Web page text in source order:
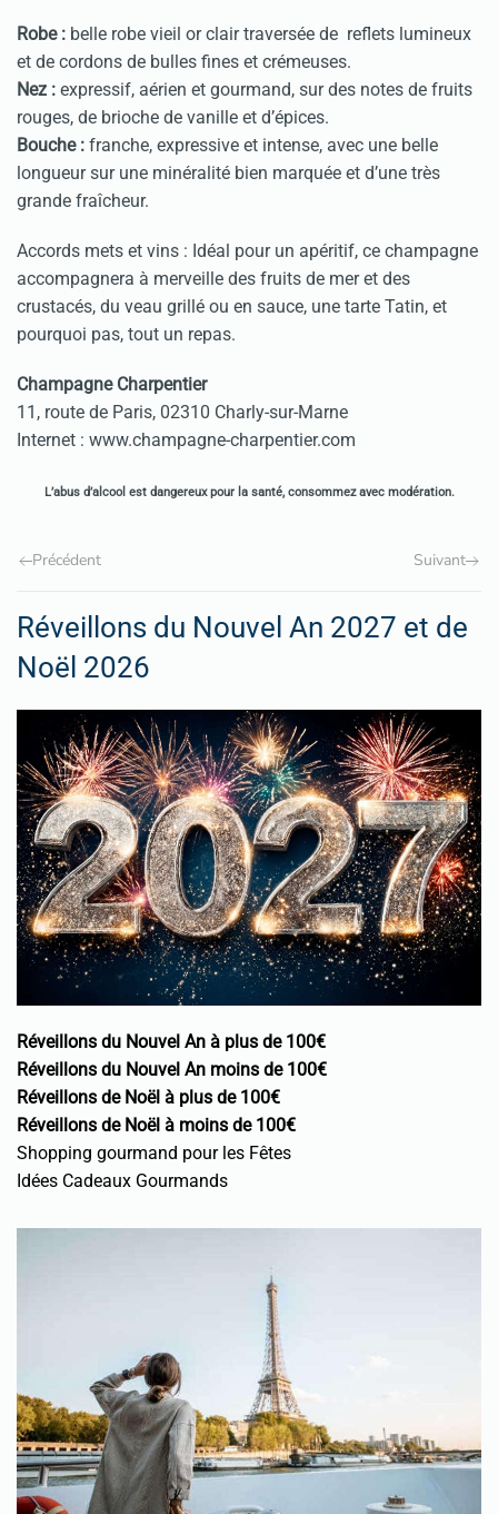
Robe : belle robe vieil or clair traversée de reflets lumineux
et de cordons de bulles fines et crémeuses.
Nez : expressif, aérien et gourmand, sur des notes de fruits
rouges, de brioche de vanille et d’épices.
Bouche : franche, expressive et intense, avec une belle
longueur sur une minéralité bien marquée et d’une très
grande fraîcheur.
Accords mets et vins : Idéal pour un apéritif, ce champagne
accompagnera à merveille des fruits de mer et des
crustacés, du veau grillé ou en sauce, une tarte Tatin, et
pourquoi pas, tout un repas.
Champagne Charpentier
11, route de Paris, 02310 Charly-sur-Marne
Internet : www.champagne-charpentier.com
L’abus d’alcool est dangereux pour la santé, consommez avec modération.
Précédent Suivant
Réveillons du Nouvel An 2027 et de
Noël 2026
Réveillons du Nouvel An à plus de 100€
Réveillons du Nouvel An moins de 100€
Réveillons de Noël à plus de 100€
Réveillons de Noël à moins de 100€
Shopping gourmand pour les Fêtes
Idées Cadeaux Gourmands